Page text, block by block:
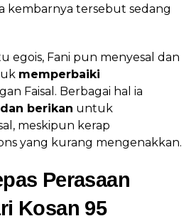
kembarnya tersebut sedang
egois, Fani pun menyesal dan
memperbaiki
Faisal. Berbagai hal ia
berikan untuk
meskipun kerap
yang kurang mengenakkan.
Perasaan
Kosan 95